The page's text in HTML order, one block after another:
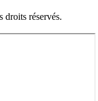
droits réservés.